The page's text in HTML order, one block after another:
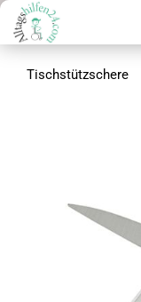
Tischstützschere